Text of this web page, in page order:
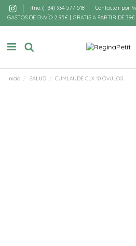
Tfno: (+34) 934 577 518
Contactar por
GASTOS DE ENVÍO 2,95€ | GRATIS A PARTIR DE 39€
Inicio SALUD CUMLAUDE CLX 10 ÓVULOS